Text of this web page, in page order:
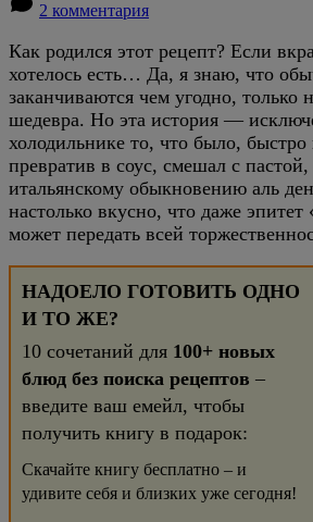
2 комментария
Как родился этот рецепт? Если
хотелось есть… Да, я знаю, что
заканчиваются чем угодно, только
шедевра. Но эта история —
холодильнике то, что было,
превратив в соус, смешал с
итальянскому обыкновению аль
настолько вкусно, что даже эпитет
может передать всей
НАДОЕЛО ГОТОВИТЬ ОДНО
И ТО ЖЕ?
10 сочетаний для 100+ новых
блюд без поиска рецептов –
введите ваш емейл, чтобы
получить книгу в подарок:
Скачайте книгу бесплатно – и
удивите себя и близких уже сегодня!